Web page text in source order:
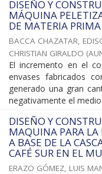
DISEÑO Y
MÁQUINA
DE MATERIA
BACCA CHAZATAR,
CHRISTIAN GIRALDO (
El incremento en el
envases fabricados
generado una gran
negativamente el
DISEÑO Y
MAQUINA PARA LA
A BASE DE LA
CAFÉ SUR EN EL
ERAZO GÓMEZ, LUIS